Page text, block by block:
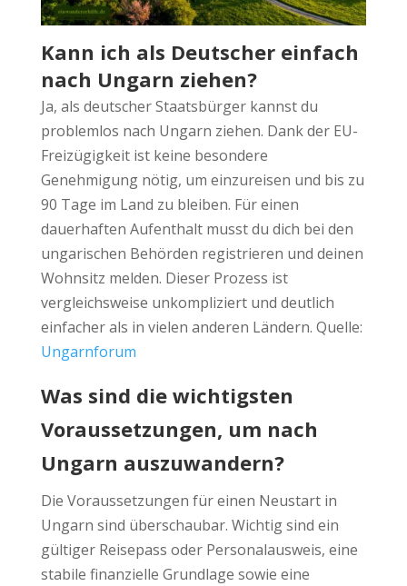
Kann ich als Deutscher einfach
nach Ungarn ziehen?
Ja, als deutscher Staatsbürger kannst du
problemlos nach Ungarn ziehen. Dank der EU-
Freizügigkeit ist keine besondere
Genehmigung nötig, um einzureisen und bis zu
90 Tage im Land zu bleiben. Für einen
dauerhaften Aufenthalt musst du dich bei den
ungarischen Behörden registrieren und deinen
Wohnsitz melden. Dieser Prozess ist
vergleichsweise unkompliziert und deutlich
einfacher als in vielen anderen Ländern. Quelle:
Ungarnforum
Was sind die wichtigsten
Voraussetzungen, um nach
Ungarn auszuwandern?
Die Voraussetzungen für einen Neustart in
Ungarn sind überschaubar. Wichtig sind ein
gültiger Reisepass oder Personalausweis, eine
stabile finanzielle Grundlage sowie eine